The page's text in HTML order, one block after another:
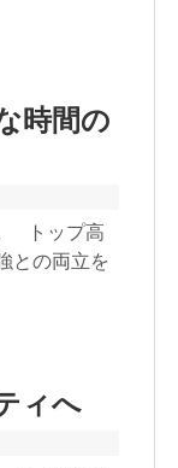
時間の
トップ高
との両立を
ィへ